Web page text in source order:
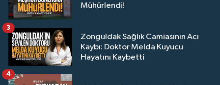
Mühürlendi!
Zonguldak Sağlık Camiasının Acı
Kaybı: Doktor Melda Kuyucu
Hayatını Kaybetti
3
4